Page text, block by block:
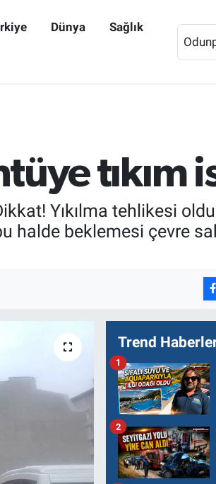
Dünya Sağlık
tıkım
Yıkılma tehlikesi
halde beklemesi çevre
Trend
1
2